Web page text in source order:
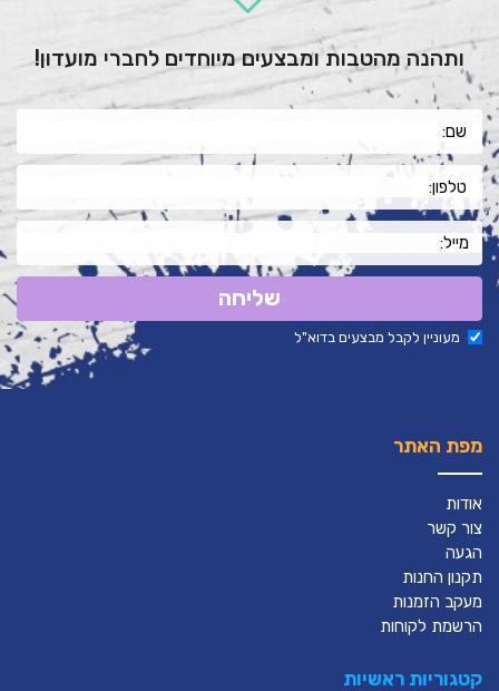
ותהנה מהטבות ומבצעים מיוחדים לחברי מועדון!
שליחה
מעוניין לקבל מבצעים בדוא"ל
מפת האתר
אודות
צור קשר
הגעה
תקנון החנות
מעקב הזמנות
הרשמת לקוחות
קטגוריות ראשיות